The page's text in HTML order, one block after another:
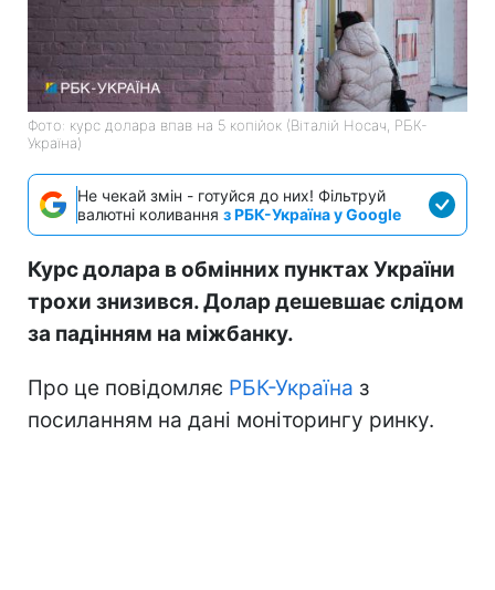
Фото: курс долара впав на 5 копійок (Віталій Носач, РБК-
Україна)
Не чекай змін - готуйся до них! Фільтруй
валютні коливання з РБК-Україна у Google
Курс долара в обмінних пунктах України
трохи знизився. Долар дешевшає слідом
за падінням на міжбанку.
Про це повідомляє РБК-Україна з
посиланням на дані моніторингу ринку.